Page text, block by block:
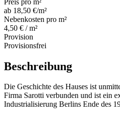
ab 18,50 €/m²
Nebenkosten pro m²
4,50 € / m²
Provision
Provisionsfrei
Beschreibung
Die Geschichte des Hauses ist
Firma Sarotti verbunden und ist ein
Industrialisierung Berlins Ende des